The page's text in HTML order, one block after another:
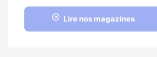
Lire nos magazines